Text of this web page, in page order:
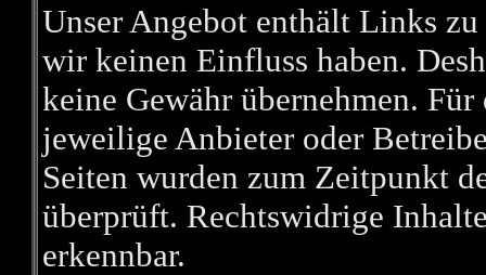
Unser Angebot enthält Links
wir keinen Einfluss haben.
keine Gewähr übernehmen.
jeweilige Anbieter oder
Seiten wurden zum Zeitpunkt
überprüft. Rechtswidrige
erkennbar.